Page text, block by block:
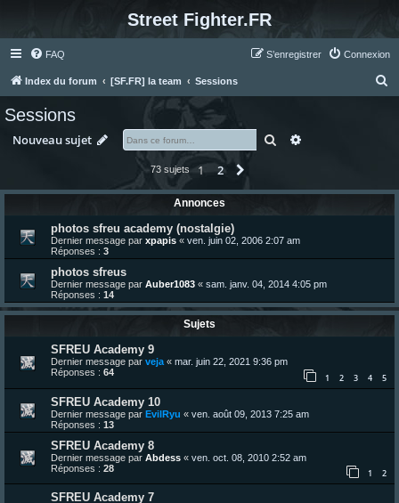
Street Fighter.FR
FAQ Connexion
S’enregistrer
Index du forum [SF.FR] la team Sessions
Sessions
Nouveau sujet Rechercher
73 sujets 1 2
Annonces
photos sfreu academy (nostalgie)
Dernier message par xpapis « ven. juin 02, 2006 2:07 am
Réponses : 3
photos sfreus
Dernier message par Auber1083 « sam. janv. 04, 2014 4:05 pm
Réponses : 14
Sujets
SFREU Academy 9
Dernier message par veja « mar. juin 22, 2021 9:36 pm
Réponses : 64 1 2 3 4 5
SFREU Academy 10
Dernier message par EvilRyu « ven. août 09, 2013 7:25 am
Réponses : 13
SFREU Academy 8
Dernier message par Abdess « ven. oct. 08, 2010 2:52 am
Réponses : 28 1 2
SFREU Academy 7